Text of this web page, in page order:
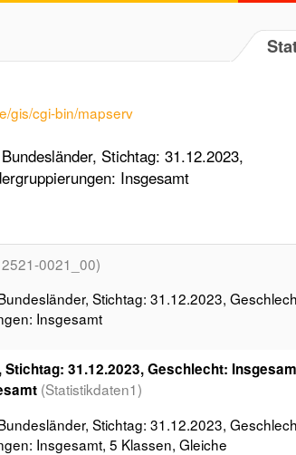
gis/cgi-bin/mapserv
Stichtag: 31.12.2023,
Insgesamt
0021_00)
Stichtag: 31.12.2023,
Insgesamt
31.12.2023, Geschlecht:
(Statistikdaten1)
Stichtag: 31.12.2023,
Insgesamt, 5 Klassen, Gleiche